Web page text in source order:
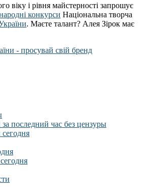
віку і рівня майстерності запрошує
конкурси Національна творча
. Маєте талант? Алея Зірок має
последний час без цензуры